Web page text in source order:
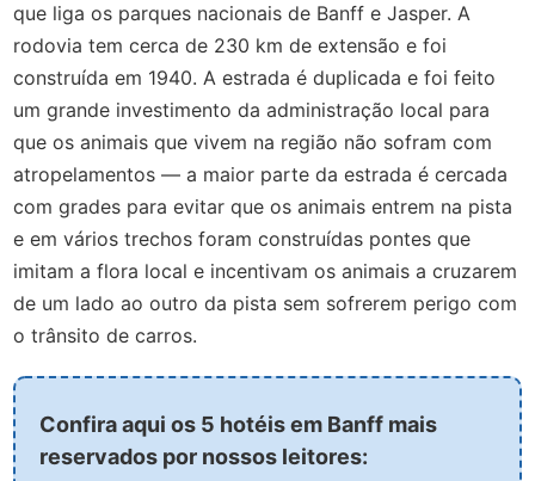
que liga os parques nacionais de Banff e Jasper. A
rodovia tem cerca de 230 km de extensão e foi
construída em 1940. A estrada é duplicada e foi feito
um grande investimento da administração local para
que os animais que vivem na região não sofram com
atropelamentos — a maior parte da estrada é cercada
com grades para evitar que os animais entrem na pista
e em vários trechos foram construídas pontes que
imitam a flora local e incentivam os animais a cruzarem
de um lado ao outro da pista sem sofrerem perigo com
o trânsito de carros.
Confira aqui os 5 hotéis em Banff mais
reservados por nossos leitores: